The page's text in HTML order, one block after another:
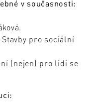
v současnosti:
pro sociální
(nejen) pro lidi se